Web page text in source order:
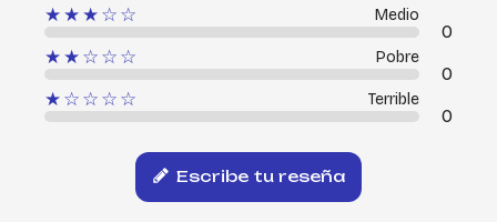
★★★☆☆
Medio
0
★★☆☆☆
Pobre
0
★☆☆☆☆
Terrible
0
Escribe tu reseña